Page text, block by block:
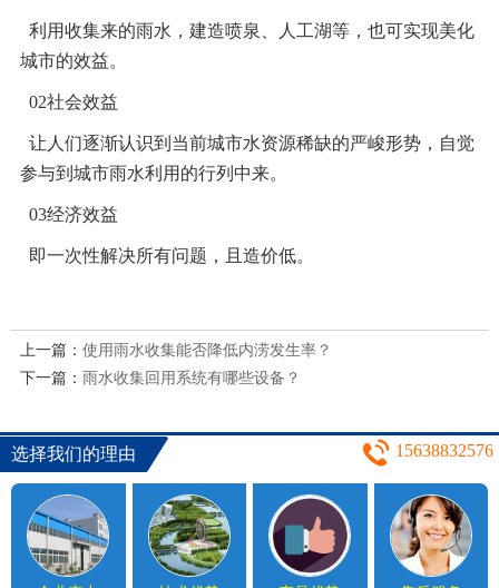
利用收集来的雨水，建造喷泉、人工湖等，也可实现美化
城市的效益。
02社会效益
让人们逐渐认识到当前城市水资源稀缺的严峻形势，自觉
参与到城市雨水利用的行列中来。
03经济效益
即一次性解决所有问题，且造价低。
上一篇： 使用雨水收集能否降低内涝发生率？
下一篇： 雨水收集回用系统有哪些设备？
选择我们的理由 15638832576